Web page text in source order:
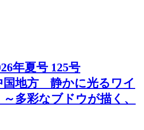
年夏号 125号
国地方 静かに光るワイ
多彩なブドウが描く、